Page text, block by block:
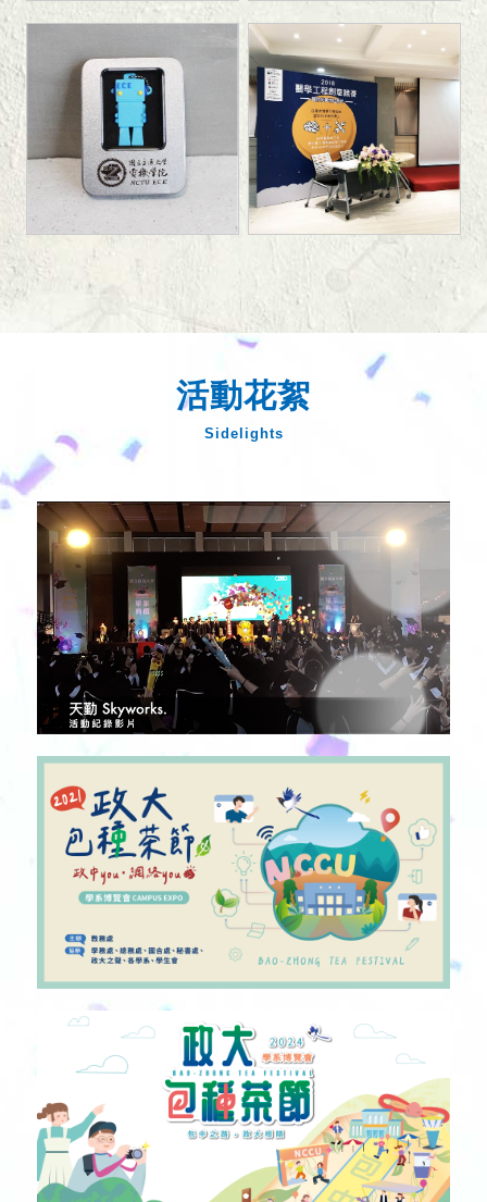
活動花絮
Sidelights